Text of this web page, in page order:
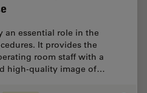
an essential role in the
It provides the
room staff with a
high-quality image of…